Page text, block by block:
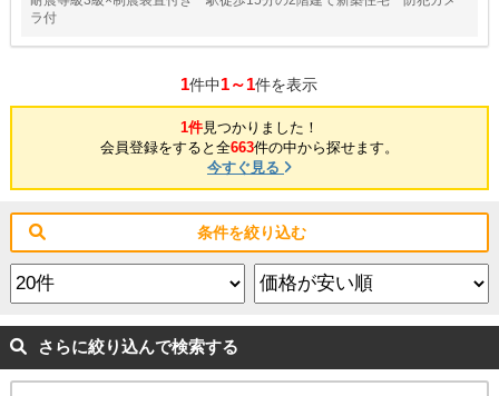
ラ付
1件中1～1件を表示
1件見つかりました！
会員登録をすると全663件の中から探せます。
今すぐ見る
条件を絞り込む
さらに絞り込んで検索する